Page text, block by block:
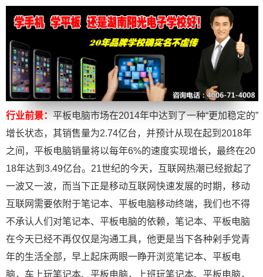
行业前景： 平板电脑市场在2014年中达到了一种“更加稳定的”
增长状态，其销售量为2.74亿台，并预计从现在起到2018年
之间，平板电脑销量将以每年6%的速度实现增长，最终在20
18年达到3.49亿台。21世纪的今天，互联网热潮已经掀起了
一波又一波，而当下正是移动互联网快速发展的时期，移动
互联网需要依附于笔记本、平板电脑移动终端，我们也不得
不承认人们对笔记本、平板电脑的依赖，笔记本、平板电脑
在今天已经不再仅仅是沟通工具，他更是当下各种剁手党青
年的生活全部，早上起床两眼一睁开浏览笔记本、平板电
脑，车上玩笔记本、平板电脑，上班玩笔记本、平板电脑，